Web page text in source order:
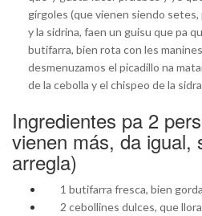
gírgoles (que vienen siendo
y la sidrina, faen un guisu que pa
butifarra, bien rota con les
desmenuzamos el picadillo na
de la cebolla y el chispeo de la
Ingredientes pa 2
vienen más, da igual,
arregla)
1 butifarra fresca, bien
2 cebollines dulces, que